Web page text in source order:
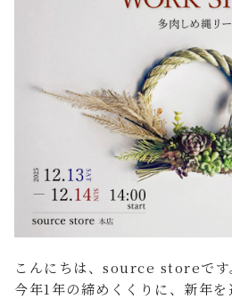
ご利用ガイド
プライバシーポリシー
特定商取引法について
こんにちは、source storeです
今年1年の締めくくりに、新年